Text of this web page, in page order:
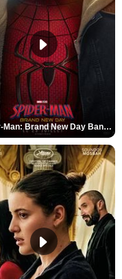
Spider-Man: Brand New Day Bande-annonce VO STFR